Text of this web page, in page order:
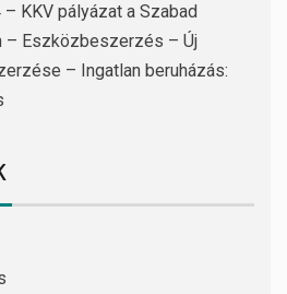
KKV pályázat a Szabad
– Eszközbeszerzés – Új
– Ingatlan beruházás: